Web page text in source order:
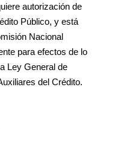
autorización de
Público, y está
Nacional
para efectos de lo
Ley General de
del Crédito.